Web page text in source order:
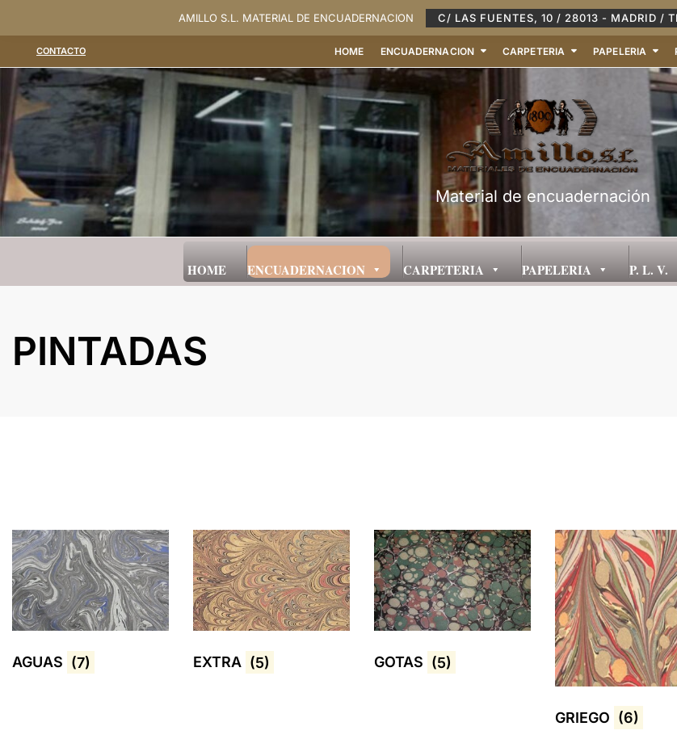
al
contenido
AMILLO S.L. MATERIAL DE ENCUADERNACION C/ LAS FUENTES, 10 / 28013 - MADRID /
CONTACTO HOME ENCUADERNACION CARPETERIA PAPELERIA
Material de encuadernación
HOME ENCUADERNACION CARPETERIA PAPELERIA P. L. V.
PINTADAS
AGUAS (7) EXTRA (5) GOTAS (5)
GRIEGO (6)